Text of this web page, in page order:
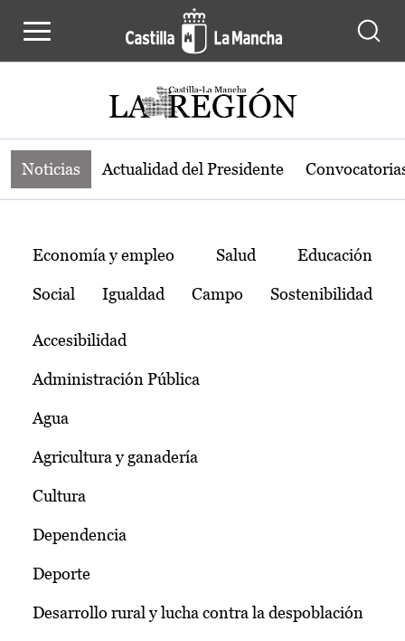
Noticias de la región de Castilla-La
Noticias Actualidad del Presidente
Temas
Economía y empleo Salud Educación
Social Igualdad Campo Sostenibilidad
Accesibilidad
Administración Pública
Agua
Agricultura y ganadería
Cultura
Dependencia
Deporte
Desarrollo rural y lucha contra la despoblación